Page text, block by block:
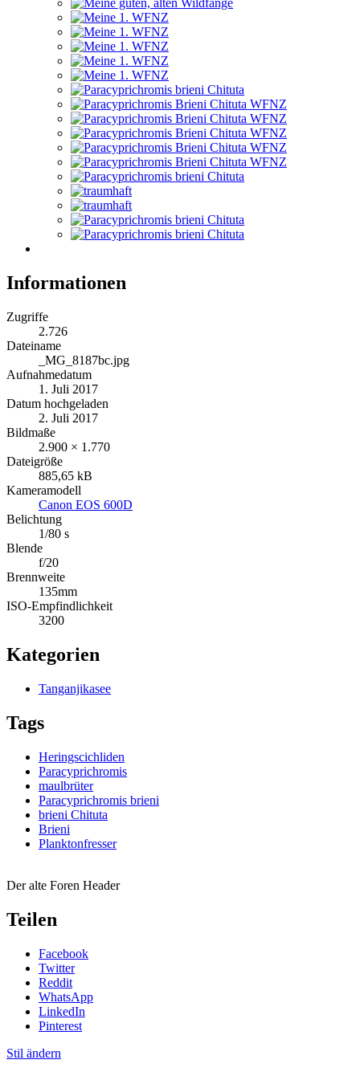
Informationen
Zugriffe
2.726
Dateiname
_MG_8187bc.jpg
Aufnahmedatum
1. Juli 2017
Datum hochgeladen
2. Juli 2017
Bildmaße
2.900 × 1.770
Dateigröße
885,65 kB
Kameramodell
Canon EOS 600D
Belichtung
1/80 s
Blende
f/20
Brennweite
135mm
ISO-Empfindlichkeit
3200
Kategorien
Tanganjikasee
Tags
Heringscichliden
Paracyprichromis
maulbrüter
Paracyprichromis brieni
brieni Chituta
Brieni
Planktonfresser
Der alte Foren Header
Teilen
Facebook
Twitter
Reddit
WhatsApp
LinkedIn
Pinterest
Stil ändern